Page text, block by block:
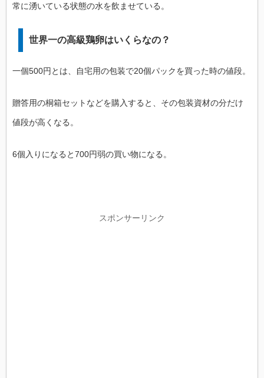
常に湧いている状態の水を飲ませている。
世界一の高級鶏卵はいくらなの？
一個500円とは、自宅用の包装で20個パックを買った時の値段。
贈答用の桐箱セットなどを購入すると、その包装資材の分だけ
値段が高くなる。
6個入りになると700円弱の買い物になる。
スポンサーリンク